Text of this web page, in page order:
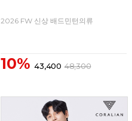
2026 FW 신상 배드민턴의류
10% 43,400 48,300